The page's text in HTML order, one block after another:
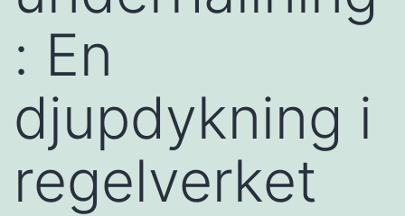
: En
djupdykning i
regelverket